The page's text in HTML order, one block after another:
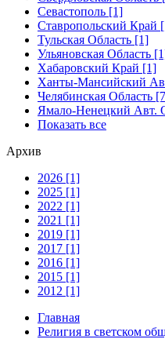
Севастополь [1]
Ставропольский Край
Тульская Область [1]
Ульяновская Область
Хабаровский Край [1]
Ханты-Мансийский
Челябинская Область
Ямало-Ненецкий Авт.
Показать все
Архив
2026 [1]
2025 [1]
2022 [1]
2021 [1]
2019 [1]
2017 [1]
2016 [1]
2015 [1]
2012 [1]
Главная
Религия в светском